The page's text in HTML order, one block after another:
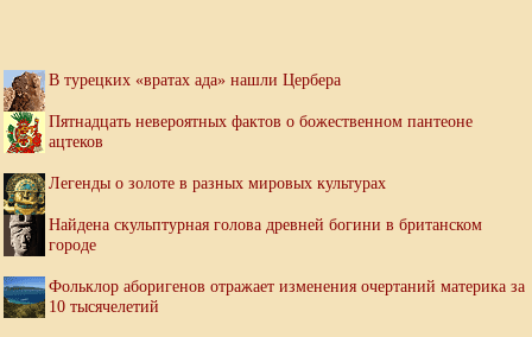
В турецких «вратах ада» нашли Цербера
Пятнадцать невероятных фактов о божественном пантеоне
ацтеков
Легенды о золоте в разных мировых культурах
Найдена скульптурная голова древней богини в британском
городе
Фольклор аборигенов отражает изменения очертаний материка за
10 тысячелетий